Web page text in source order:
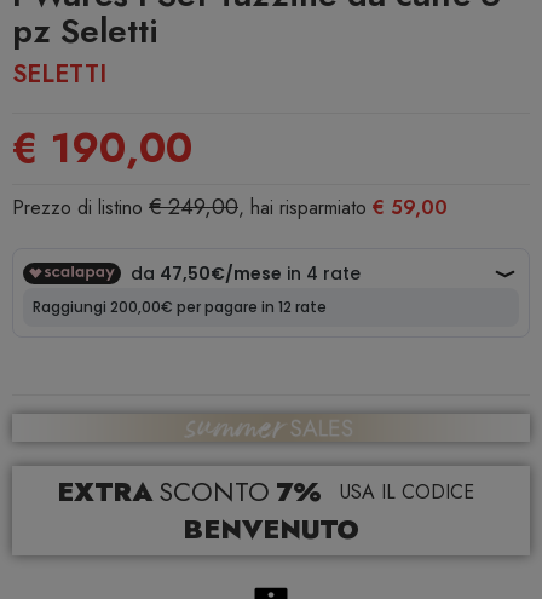
pz Seletti
SELETTI
€ 190,00
Prezzo di listino € 249,00, hai risparmiato € 59,00
EXTRA SCONTO 7% USA IL CODICE
BENVENUTO